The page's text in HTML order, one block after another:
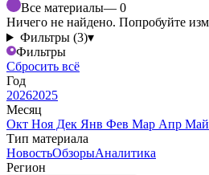
Все материалы— 0
Ничего не найдено. Попробуйте
Фильтры (3)▾
Фильтры
Сбросить всё
Год
20262025
Месяц
Окт Ноя Дек Янв Фев Мар Апр Май
Тип материала
НовостьОбзорыАналитика
Регион